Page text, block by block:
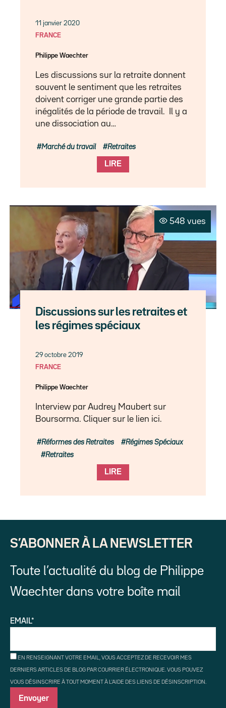
11 janvier 2020
FRANCE
Philippe Waechter
Les discussions sur la retraite donnent
souvent le sentiment que les retraites
doivent corriger une grande partie des
inégalités de la période de travail. Il y a
une dissociation au…
LIRE
Marché du travail Retraites
548 vues
Discussions sur les retraites et
les régimes spéciaux
29 octobre 2019
FRANCE
Philippe Waechter
Interview par Audrey Maubert sur
Boursorma. Cliquer sur le lien ici.
LIRE
Réformes des Retraites
Régimes Spéciaux
Retraites
S’ABONNER À LA NEWSLETTER
Toute l’actualité du blog de Philippe
Waechter dans votre boîte mail
EMAIL*
EN RENSEIGNANT VOTRE EMAIL, VOUS ACCEPTEZ DE RECEVOIR MES
DERNIERS ARTICLES DE BLOG PAR COURRIER ÉLECTRONIQUE. VOUS POUVEZ
VOUS DÉSINSCRIRE À TOUT MOMENT À L'AIDE DES LIENS DE DÉSINSCRIPTION.